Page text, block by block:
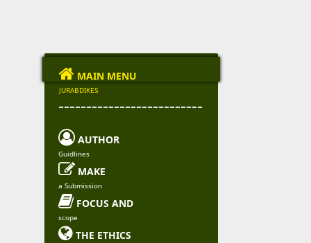
 MAIN MENU
JURABDIKES
--------------------------
 AUTHOR
Guidlines
 MAKE
a Submission
FOCUS AND
scope
 THE ETHICS